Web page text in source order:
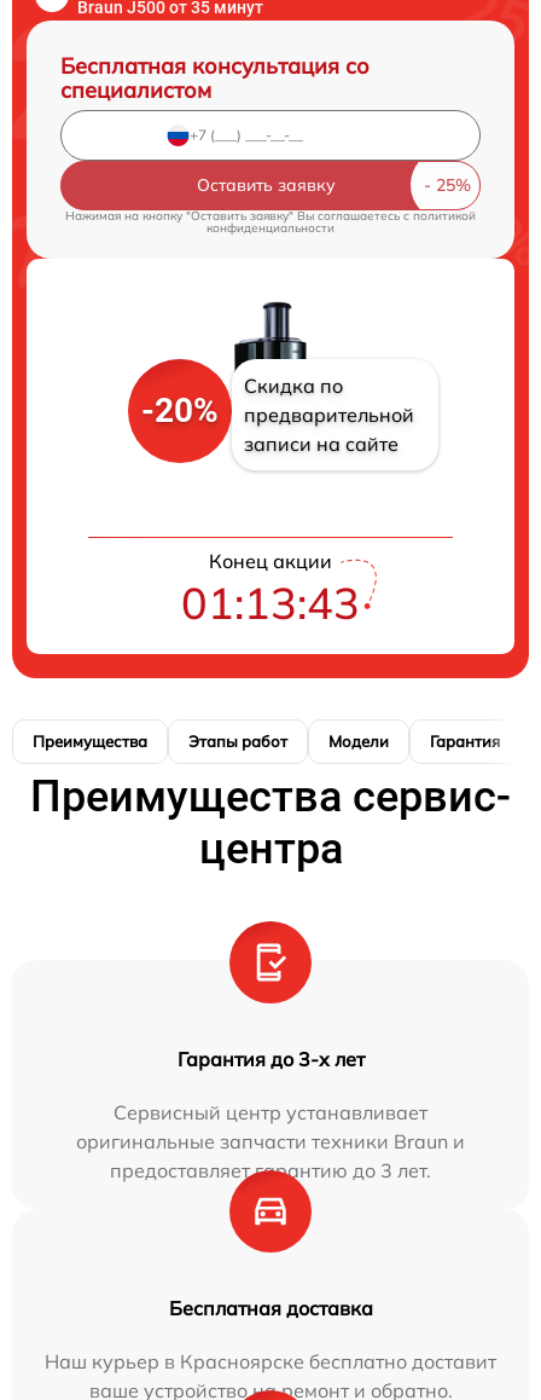
Braun J500 от 35 минут
Бесплатная консультация со
специалистом
Оставить заявку
Нажимая на кнопку "Оставить заявку" Вы соглашаетесь cполитикой
конфиденциальности
-20%
Скидка по
предварительной
записи на сайте
Конец акции
01:13:43
Преимущества Этапы работ Модели Гарантия
Преимущества сервис-
центра
Гарантия до 3-х лет
Сервисный центр устанавливает
оригинальные запчасти техники Braun и
предоставляет гарантию до 3 лет.
Бесплатная доставка
Наш курьер в Красноярске бесплатно доставит
ваше устройство на ремонт и обратно.